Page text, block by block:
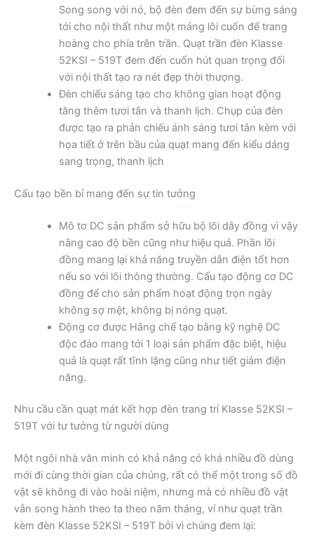
Song song với nó, bộ đèn đem đến sự bừng sáng
tới cho nội thất như một mảng lôi cuốn để trang
hoàng cho phía trên trần. Quạt trần đèn Klasse
52KSI – 519T đem đến cuốn hút quan trọng đối
với nội thất tạo ra nét đẹp thời thượng.
Đèn chiếu sáng tạo cho không gian hoạt động
tăng thêm tươi tắn và thanh lịch. Chụp của đèn
được tạo ra phản chiếu ánh sáng tươi tắn kèm với
họa tiết ở trên bầu của quạt mang đến kiểu dáng
sang trọng, thanh lịch
Cấu tạo bền bỉ mang đến sự tin tưởng
Mô tơ DC sản phẩm sở hữu bộ lõi dây đồng vì vậy
nâng cao độ bền cũng như hiệu quả. Phần lõi
đồng mang lại khả năng truyền dẫn điện tốt hơn
nếu so với lõi thông thường. Cấu tạo động cơ DC
đồng để cho sản phẩm hoạt động trọn ngày
không sợ mệt, không bị nóng quạt.
Động cơ được Hãng chế tạo bằng kỹ nghệ DC
độc đáo mang tới 1 loại sản phẩm đặc biệt, hiệu
quả là quạt rất tĩnh lặng cũng như tiết giảm điện
năng.
Nhu cầu cần quạt mát kết hợp đèn trang trí Klasse 52KSI –
519T với tư tưởng từ người dùng
Một ngôi nhà văn minh có khả năng có khá nhiều đồ dùng
mới đi cùng thời gian của chúng, rất có thể một trong số đồ
vật sẽ không đi vào hoài niệm, nhưng mà có nhiều đồ vật
vẫn song hành theo ta theo năm tháng, ví như quạt trần
kèm đèn Klasse 52KSI – 519T bởi vì chúng đem lại: